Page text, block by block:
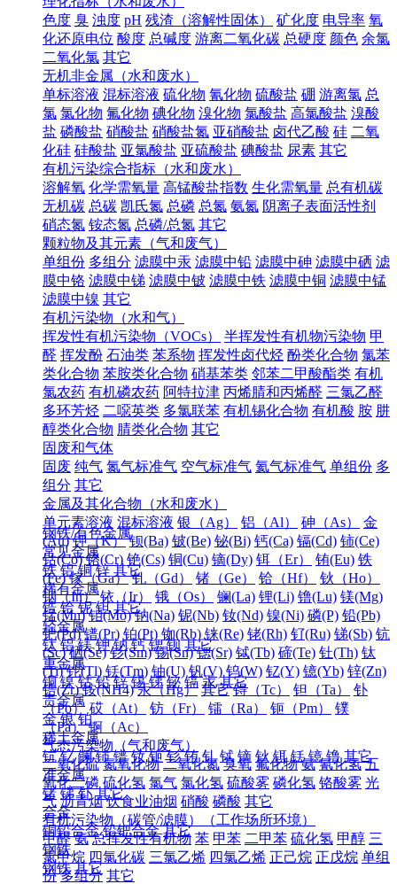
色度 臭 浊度 pH 残渣（溶解性固体） 矿化度 电导率 氧
化还原电位 酸度 总碱度 游离二氧化碳 总硬度 颜色 余氯
二氧化氯 其它
无机非金属（水和废水）
单标溶液 混标溶液 硫化物 氰化物 硫酸盐 硼 游离氯 总
氯 氯化物 氟化物 碘化物 溴化物 氯酸盐 高氯酸盐 溴酸
盐 磷酸盐 硝酸盐 硝酸盐氮 亚硝酸盐 卤代乙酸 硅 二氧
化硅 硅酸盐 亚氯酸盐 亚硫酸盐 碘酸盐 尿素 其它
有机污染综合指标（水和废水）
溶解氧 化学需氧量 高锰酸盐指数 生化需氧量 总有机碳
无机碳 总碳 凯氏氮 总磷 总氮 氨氮 阴离子表面活性剂
硝态氮 铵态氮 总磷/总氮 其它
颗粒物及其元素（气和废气）
单组份 多组分 滤膜中汞 滤膜中铅 滤膜中砷 滤膜中硒 滤
膜中铬 滤膜中锑 滤膜中铍 滤膜中铁 滤膜中铜 滤膜中锰
滤膜中镍 其它
有机污染物（水和气）
挥发性有机污染物（VOCs）
半挥发性有机物污染物 甲
醛 挥发酚 石油类 苯系物 挥发性卤代烃 酚类化合物 氯苯
类化合物 苯胺类化合物 硝基苯类 邻苯二甲酸酯类 有机
氯农药 有机磷农药 阿特拉津 丙烯腈和丙烯醛 三氯乙醛
多环芳烃 二噁英类 多氯联苯 有机锡化合物 有机酸 胺 肼
醇类化合物 腈类化合物 其它
固废和气体
固废 纯气 氮气标准气 空气标准气 氦气标准气 单组份 多
组分 其它
金属及其化合物（水和废水）
单元素溶液 混标溶液 银（Ag） 铝（Al） 砷（As）
金
(Au) 钾（K） 钡(Ba) 铍(Be) 铋(Bi) 钙(Ca) 镉(Cd) 铈(Ce)
钴(Co) 铬(Cr) 铯(Cs) 铜(Cu) 镝(Dy) 铒（Er） 铕(Eu) 铁
(Fe) 镓（Ga） 钆（Gd） 锗（Ge） 铪（Hf）
钬（Ho）
铟（In） 铱（Ir） 锇（Os） 镧(La) 锂(Li) 镥(Lu) 镁(Mg)
锰(Mn) 钼(Mo) 钠(Na) 铌(Nb) 钕(Nd) 镍(Ni) 磷(P) 铅(Pb)
钯(Pd) 镨(Pr) 铂(Pt) 铷(Rb) 铼(Re) 铑(Rh) 钌(Ru) 锑(Sb) 钪
(Sc) 硒(Se) 钐(Sm) 锡(Sn) 锶(Sr) 铽(Tb) 碲(Te) 钍(Th) 钛
(Ti) 铊(Tl) 铥(Tm) 铀(U) 钒(V) 钨(W) 钇(Y) 镱(Yb) 锌(Zn)
锆(Zr) 铵(NH4) 汞（Hg） 其它 锝（Tc） 钽（Ta）
钋
（Po） 砹（At） 钫（Fr） 镭（Ra） 钷（Pm）
镤
（Pa） 锕（Ac）
气态污染物（气和废气）
二氧化硫 氮氧化物 二氧化氮 臭氧 氟化物 氨 氰化氢 五
氧化二磷 硫化氢 氯气 氯化氢 硫酸雾 磷化氢 铬酸雾 光
气 沥青烟 饮食业油烟 硝酸 磷酸 其它
有机污染物（碳管/滤膜）（工作场所环境）
甲醛 氨 总挥发性有机物 苯 甲苯 二甲苯 硫化氢 甲醇 三
氯甲烷 四氯化碳 三氯乙烯 四氯乙烯 正己烷 正戊烷 单组
份 多组分 其它
钢铁/有色金属
常见金属
铁 铝 铜 锌 其它
稀有金属
锆 铪 铌 钽 其它
轻金属
钛 铝 镁 钾 钠 钙 锶 钡 其它
重金属
铜 镍 钴 铅 锌 锡 锑 铋 镉 汞 其它
贵金属
金 银 铂
稀土金属
钪 钇 镧 铈 镨 钕 钷 钐 铕 钆 铽 镝 钬 铒 铥 镱 镥 其它
准金属
锗 锑 钋 其它
合金
铜铅合金 铅钯合金 其它
钢铁
钢铁 其它